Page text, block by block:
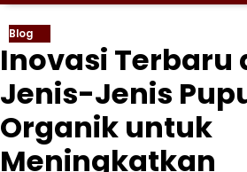
Blog
Inovasi Terbaru
Jenis-Jenis
Organik untuk
Meningkatkan